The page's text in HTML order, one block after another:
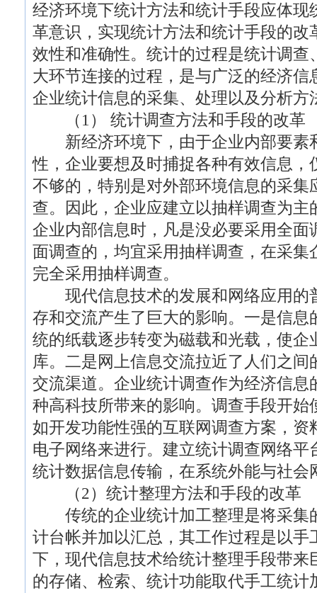
经济环境下统计方法和统计手段应体现
革意识，实现统计方法和统计手段的改
效性和准确性。统计的过程是统计调查
大环节连接的过程，是与广泛的经济信
企业统计信息的采集、处理以及分析方
（1） 统计调查方法和手段的改革
新经济环境下，由于企业内部要素
性，企业要想及时捕捉各种有效信息，
不够的，特别是对外部环境信息的采集
查。因此，企业应建立以抽样调查为主
企业内部信息时，凡是没必要采用全面
面调查的，均宜采用抽样调查，在采集
完全采用抽样调查。
现代信息技术的发展和网络应用的
存和交流产生了巨大的影响。一是信息
统的纸载逐步转变为磁载和光载，使企
库。二是网上信息交流拉近了人们之
交流渠道。企业统计调查作为经济信息
种高科技所带来的影响。调查手段开始
如开发功能性强的互联网调查方案，资
电子网络来进行。建立统计调查网络平
统计数据信息传输，在系统外能与社会
（2）统计整理方法和手段的改革
传统的企业统计加工整理是将采集
计台帐并加以汇总，其工作过程是以手
下，现代信息技术给统计整理手段带来
的存储、检索、统计功能取代手工统计